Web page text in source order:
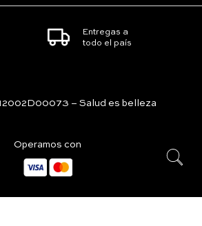
Entregas a
todo el país
– Salud es belleza
Operamos con